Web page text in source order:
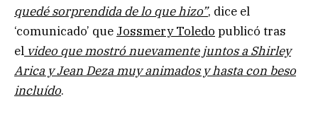
quedé sorprendida de lo que hizo”, dice el
‘comunicado’ que Jossmery Toledo publicó tras
el video que mostró nuevamente juntos a Shirley
Arica y Jean Deza muy animados y hasta con beso
incluído.